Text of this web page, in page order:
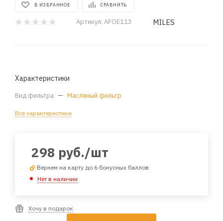
В ИЗБРАННОЕ СРАВНИТЬ
Артикул: AFOE113 MILES
Характеристики
Вид фильтра — Масляный фильтр
Все характеристики
298 руб./шт
Вернем на карту до 6 бонусных баллов
Нет в наличии
Хочу в подарок